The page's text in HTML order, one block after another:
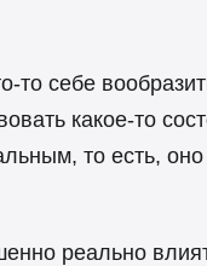
себе
какое-то
то есть,
реально